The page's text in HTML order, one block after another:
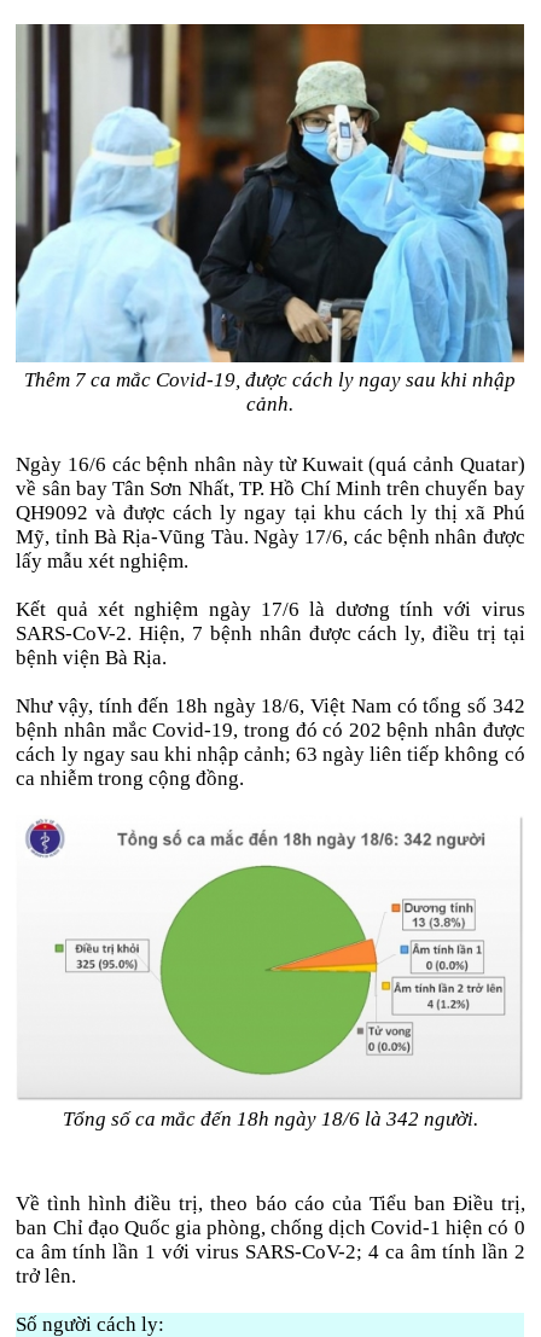
Thêm 7 ca mắc Covid-19, được cách ly ngay sau khi nhập
cảnh.
Ngày 16/6 các bệnh nhân này từ Kuwait (quá cảnh Quatar)
về sân bay Tân Sơn Nhất, TP. Hồ Chí Minh trên chuyến bay
QH9092 và được cách ly ngay tại khu cách ly thị xã Phú
Mỹ, tỉnh Bà Rịa-Vũng Tàu. Ngày 17/6, các bệnh nhân được
lấy mẫu xét nghiệm.
Kết quả xét nghiệm ngày 17/6 là dương tính với virus
SARS-CoV-2. Hiện, 7 bệnh nhân được cách ly, điều trị tại
bệnh viện Bà Rịa.
Như vậy, tính đến 18h ngày 18/6, Việt Nam có tổng số 342
bệnh nhân mắc Covid-19, trong đó có 202 bệnh nhân được
cách ly ngay sau khi nhập cảnh; 63 ngày liên tiếp không có
ca nhiễm trong cộng đồng.
Tổng số ca mắc đến 18h ngày 18/6 là 342 người.
Về tình hình điều trị, theo báo cáo của Tiểu ban Điều trị,
ban Chỉ đạo Quốc gia phòng, chống dịch Covid-1 hiện có 0
ca âm tính lần 1 với virus SARS-CoV-2; 4 ca âm tính lần 2
trở lên.
Số người cách ly: